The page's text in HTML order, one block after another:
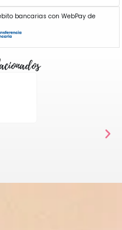
bancarias con WebPay de